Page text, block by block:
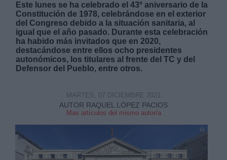
Este lunes se ha celebrado el 43º aniversario de la
Constitución de 1978, celebrándose en el exterior
del Congreso debido a la situación sanitaria, al
igual que el año pasado. Durante esta celebración
ha habido más invitados que en 2020,
destacándose entre ellos ocho presidentes
autonómicos, los titulares al frente del TC y del
Defensor del Pueblo, entre otros.
AUTOR RAQUEL LÓPEZ PACIOS
Mas artículos del mismo autor/a
MARTES, 07 DICIEMBRE 2021
Destinatarios:
Información adicional
link